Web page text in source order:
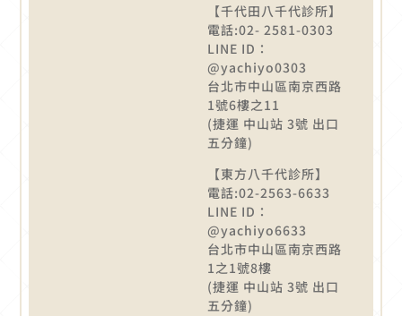
【千代田八千代診所】
電話:02- 2581-0303
LINE ID：
@yachiyo0303
台北市中山區南京西路
1號6樓之11
(捷運 中山站 3號 出口
五分鐘)
【東方八千代診所】
電話:02-2563-6633
LINE ID：
@yachiyo6633
台北市中山區南京西路
1之1號8樓
(捷運 中山站 3號 出口
五分鐘)